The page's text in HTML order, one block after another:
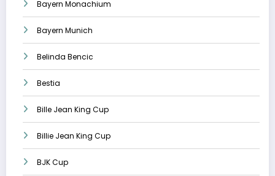
Bayern Monachium
Bayern Munich
Belinda Bencic
Bestia
Bille Jean King Cup
Billie Jean King Cup
BJK Cup